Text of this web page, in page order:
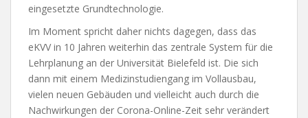
eingesetzte Grundtechnologie.
Im Moment spricht daher nichts dagegen, dass das
eKVV in 10 Jahren weiterhin das zentrale System für die
Lehrplanung an der Universität Bielefeld ist. Die sich
dann mit einem Medizinstudiengang im Vollausbau,
vielen neuen Gebäuden und vielleicht auch durch die
Nachwirkungen der Corona-Online-Zeit sehr verändert